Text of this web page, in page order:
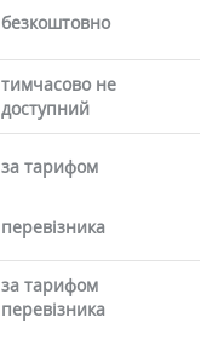
безкоштовно
тимчасово не
доступний
за тарифом
перевізника
за тарифом
перевізника